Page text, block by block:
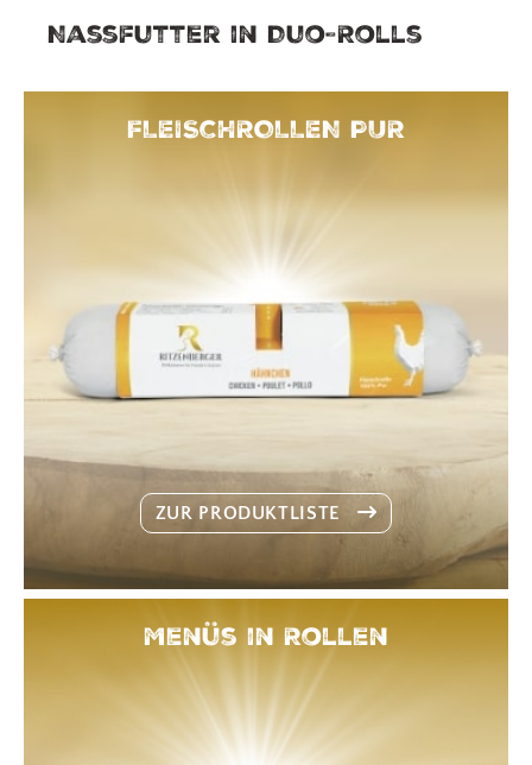
Nassfutter in Duo-Rolls
FLEISCHROLLEN PUR
ZUR PRODUKTLISTE
Menüs in Rollen